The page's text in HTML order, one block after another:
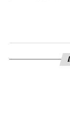
Non finisce
i.